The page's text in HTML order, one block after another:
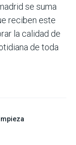
se suma
reciben este
la calidad de
de toda